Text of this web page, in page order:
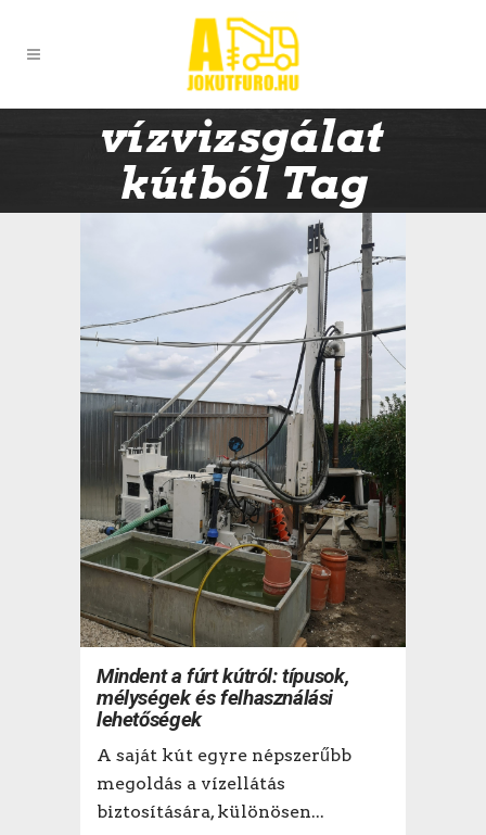
vízvizsgálat
kútból Tag
Mindent a fúrt kútról: típusok,
mélységek és felhasználási
lehetőségek
A saját kút egyre népszerűbb
megoldás a vízellátás
biztosítására, különösen...